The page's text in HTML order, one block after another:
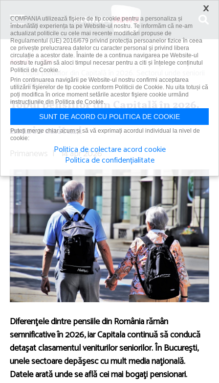
Acasă
Știri
Topul pensiilor din Capitală în 2026. Sectorul unde seniorii
au cele mai...
Topul pensiilor din Capitală în 2026.
Sectorul unde seniorii au cele mai
mari venituri
Primanews | 14 apr 2026
Diferenţele dintre pensiile din România rămân
semnificative în 2026, iar Capitala continuă să conducă
detaşat clasamentul veniturilor seniorilor. În Bucureşti,
unele sectoare depăşesc cu mult media naţională.
Datele arată unde se află cei mai bogaţi pensionari.
×
COMPANIA utilizează fişiere de tip cookie pentru a personaliza și
îmbunătăți experiența ta pe Website-ul nostru. Te informăm că ne-am
actualizat politicile cu cele mai recente modificări propuse de
Regulamentul (UE) 2016/679 privind protecția persoanelor fizice în ceea
ce privește prelucrarea datelor cu caracter personal și privind libera
circulație a acestor date. Înainte de a continua navigarea pe Website-ul
nostru te rugăm să aloci timpul necesar pentru a citi și înțelege conținutul
Politicii de Cookie.
Prin continuarea navigării pe Website-ul nostru confirmi acceptarea
utilizării fişierelor de tip cookie conform Politicii de Cookie. Nu uita totuși că
poți modifica în orice moment setările acestor fişiere cookie urmând
instrucțiunile din Politica de Cookie.
SUNT DE ACORD CU POLITICA DE COOKIE
Puteți merge chiar acum și să vă exprimați acordul individual la nivel de
cookie:
Politica de colectare acord cookie
Politica de confidențialitate